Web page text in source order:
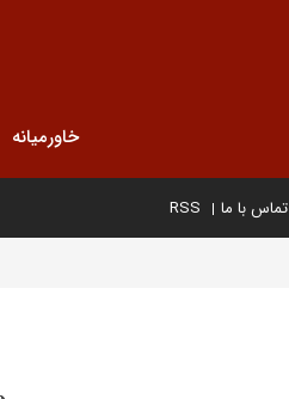
خاورمیانه
تماس با ما RSS